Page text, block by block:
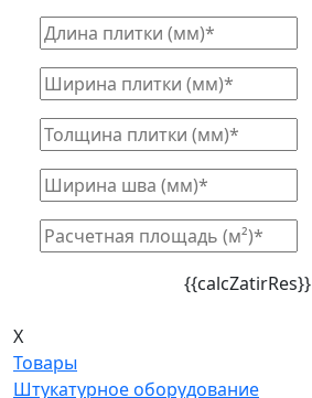
{{calcZatirRes}}
X
Товары
Штукатурное оборудование